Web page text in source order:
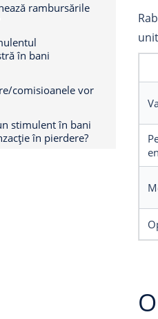
rambursările
în bani
comisioanele vor
stimulent în bani
în pierdere?